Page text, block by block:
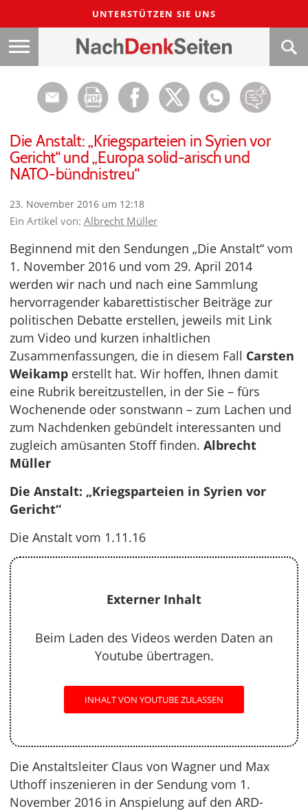
UNTERSTÜTZEN SIE UNS
Die Anstalt: „Kriegsparteien in Syrien vor
Gericht“ und „Europa solid-arisch und
NATO-bündnistreu“
23. November 2016 um 12:18
Ein Artikel von: Albrecht Müller
Beginnend mit den Sendungen „Die Anstalt“ vom
1. November 2016 und vom 29. April 2014
werden wir nach und nach eine Sammlung
hervorragender kabarettistischer Beiträge zur
politischen Debatte erstellen, jeweils mit Link
zum Video und kurzen inhaltlichen
Zusammenfassungen, die in diesem Fall Carsten
Weikamp erstellt hat. Wir hoffen, Ihnen damit
eine Rubrik bereitzustellen, in der Sie – fürs
Wochenende oder sonstwann – zum Lachen und
zum Nachdenken gebündelt interessanten und
zugleich amüsanten Stoff finden. Albrecht
Müller
Die Anstalt: „Kriegsparteien in Syrien vor
Gericht“
Die Anstalt vom 1.11.16
Externer Inhalt
Beim Laden des Videos werden Daten an
Youtube übertragen.
INHALT VON YOUTUBE ZULASSEN
Die Anstaltsleiter Claus von Wagner und Max
Uthoff inszenieren in der Sendung vom 1.
November 2016 in Anspielung auf den ARD-